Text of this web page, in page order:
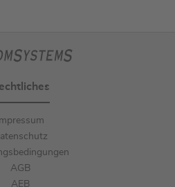
Impressum
AGB
AEB